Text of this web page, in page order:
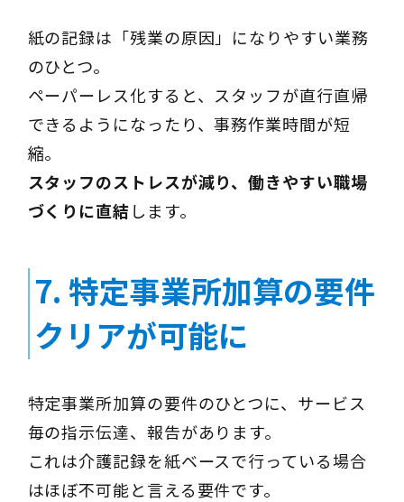
紙の記録は「残業の原因」になりやすい業務
のひとつ。
ペーパーレス化すると、スタッフが直行直帰
できるようになったり、事務作業時間が短
縮。
スタッフのストレスが減り、働きやすい職場
づくりに直結します。
7. 特定事業所加算の要件
クリアが可能に
特定事業所加算の要件のひとつに、サービス
毎の指示伝達、報告があります。
これは介護記録を紙ベースで行っている場合
はほぼ不可能と言える要件です。